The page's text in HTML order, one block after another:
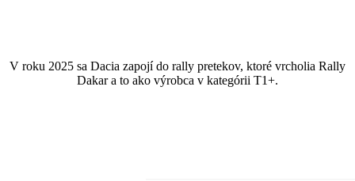
V roku 2025 sa Dacia zapojí do rally pretekov, ktoré vrcholia Rally
Dakar a to ako výrobca v kategórii T1+.